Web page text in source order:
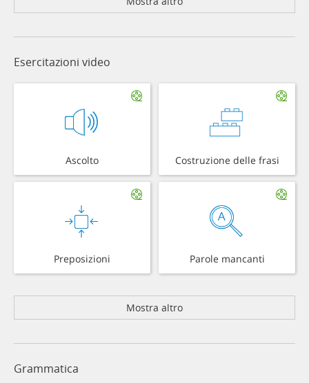
Esercitazioni video
Ascolto Costruzione delle frasi
Preposizioni Parole mancanti
Mostra altro
Grammatica